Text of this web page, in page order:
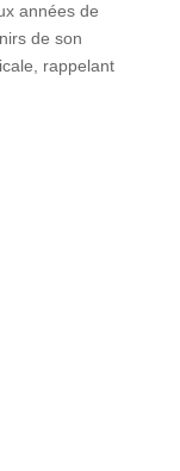
années de
de son
rappelant